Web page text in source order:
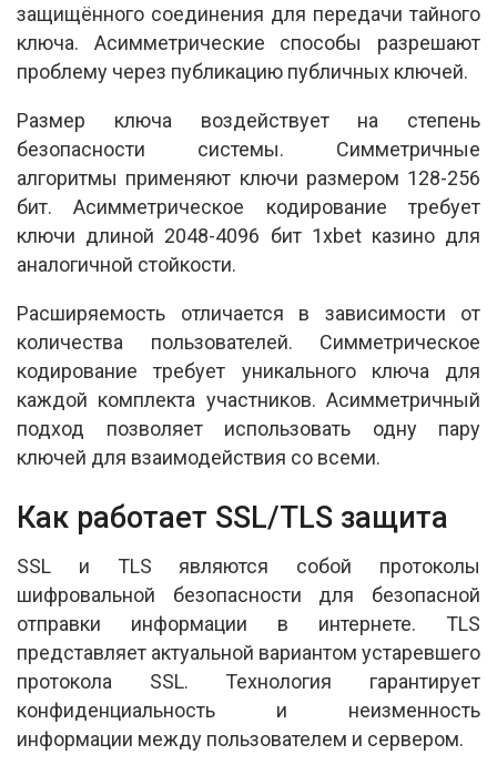
защищённого соединения для передачи тайного
ключа. Асимметрические способы разрешают
проблему через публикацию публичных ключей.
Размер ключа воздействует на степень
безопасности системы. Симметричные
алгоритмы применяют ключи размером 128-256
бит. Асимметрическое кодирование требует
ключи длиной 2048-4096 бит 1xbet казино для
аналогичной стойкости.
Расширяемость отличается в зависимости от
количества пользователей. Симметрическое
кодирование требует уникального ключа для
каждой комплекта участников. Асимметричный
подход позволяет использовать одну пару
ключей для взаимодействия со всеми.
Как работает SSL/TLS защита
SSL и TLS являются собой протоколы
шифровальной безопасности для безопасной
отправки информации в интернете. TLS
представляет актуальной вариантом устаревшего
протокола SSL. Технология гарантирует
конфиденциальность и неизменность
информации между пользователем и сервером.